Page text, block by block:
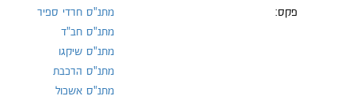
פקס:
מתנ"ס חרדי ספיר
מתנ"ס חב"ד
מתנ"ס שיקגו
מתנ"ס הרכבת
מתנ"ס אשכול